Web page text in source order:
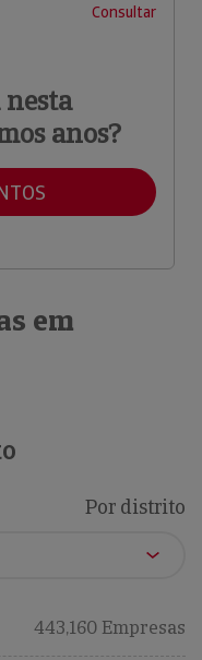
Consultar
nesta
anos?
em
Por distrito
443,160 Empresas